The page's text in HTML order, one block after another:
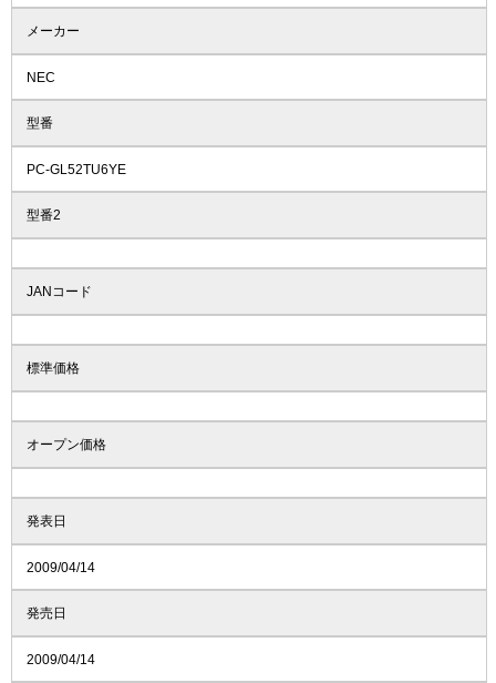
メーカー
NEC
型番
PC-GL52TU6YE
型番2
JANコード
標準価格
オープン価格
発表日
2009/04/14
発売日
2009/04/14